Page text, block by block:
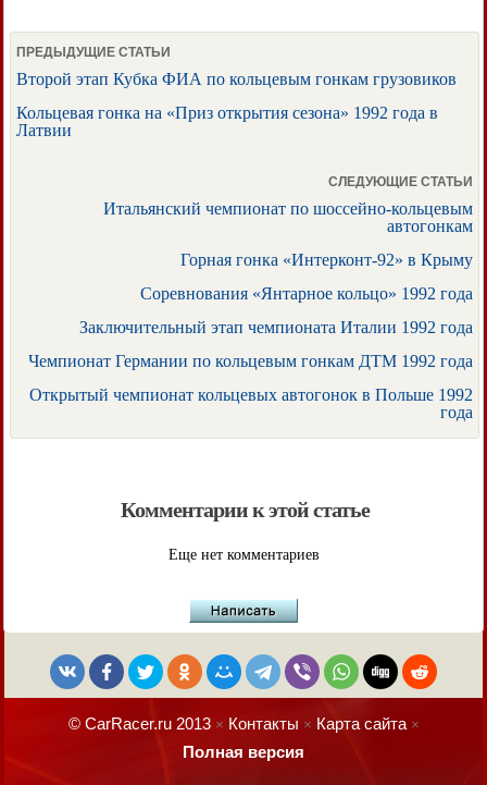
ПРЕДЫДУЩИЕ СТАТЬИ
Второй этап Кубка ФИА по кольцевым гонкам грузовиков
Кольцевая гонка на «Приз открытия сезона» 1992 года в
Латвии
СЛЕДУЮЩИЕ СТАТЬИ
Итальянский чемпионат по шоссейно-кольцевым
автогонкам
Горная гонка «Интерконт-92» в Крыму
Соревнования «Янтарное кольцо» 1992 года
Заключительный этап чемпионата Италии 1992 года
Чемпионат Германии по кольцевым гонкам ДТМ 1992 года
Открытый чемпионат кольцевых автогонок в Польше 1992
года
Комментарии к этой статье
Еще нет комментариев
© CarRacer.ru 2013× Контакты × Карта сайта×
Полная версия